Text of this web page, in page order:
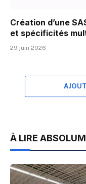
Création d’une
et spécificités
29 juin 2026
À LIRE